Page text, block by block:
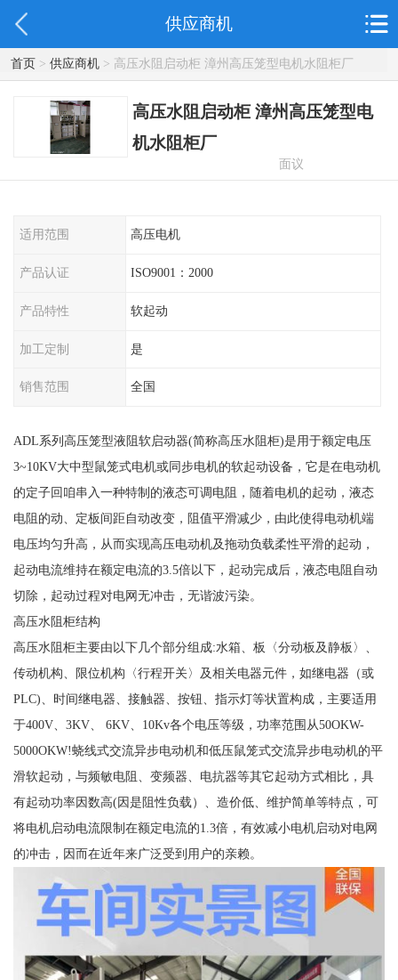
供应商机
首页> 供应商机> 高压水阻启动柜 漳州高压笼型电机水阻柜厂
高压水阻启动柜 漳州高压笼型电
机水阻柜厂
面议
适用范围 高压电机
产品认证 ISO9001：2000
产品特性 软起动
加工定制 是
销售范围 全国
ADL系列高压笼型液阻软启动器(简称高压水阻柜)是用于额定电压
3~10KV大中型鼠笼式电机或同步电机的软起动设备，它是在电动机
的定子回咱串入一种特制的液态可调电阻，随着电机的起动，液态
电阻的动、定板间距自动改变，阻值平滑减少，由此使得电动机端
电压均匀升高，从而实现高压电动机及拖动负载柔性平滑的起动，
起动电流维持在额定电流的3.5倍以下，起动完成后，液态电阻自动
切除，起动过程对电网无冲击，无谐波污染。
高压水阻柜结构
高压水阻柜主要由以下几个部分组成:水箱、板〈分动板及静板〉、
传动机构、限位机构〈行程开关〉及相关电器元件，如继电器（或
PLC)、时间继电器、接触器、按钮、指示灯等状置构成，主要适用
于400V、3KV、 6KV、10Kv各个电压等级，功率范围从50OKW-
5000OKW!蛲线式交流异步电动机和低压鼠笼式交流异步电动机的平
滑软起动，与频敏电阻、变频器、电抗器等其它起动方式相比，具
有起动功率因数高(因是阻性负载）、造价低、维护简单等特点，可
将电机启动电流限制在额定电流的1.3倍，有效减小电机启动对电网
的冲击，因而在近年来广泛受到用户的亲赖。